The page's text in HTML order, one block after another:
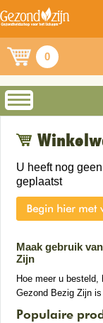
0
U heeft nog
geplaatst
Maak gebruik
Zijn
Hoe meer u
Gezond Bezig Zijn
Populaire